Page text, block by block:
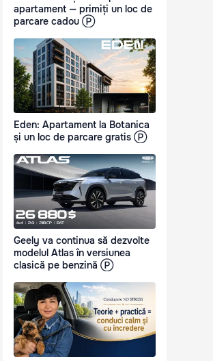
apartament — primiți un loc de
parcare cadou Ⓟ
Eden: Apartament la Botanica
și un loc de parcare gratis Ⓟ
Geely va continua să dezvolte
modelul Atlas în versiunea
clasică pe benzină Ⓟ